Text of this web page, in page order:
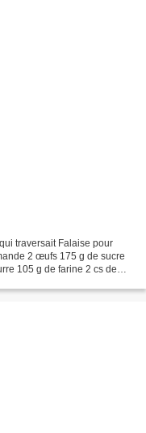
traversait Falaise pour
2 œufs 175 g de sucre
105 g de farine 2 cs de